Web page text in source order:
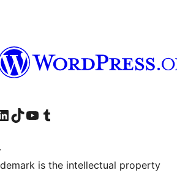
de Facebook
cuenta de Instagram
nuestra cuenta de LinkedIn
Visita nuestra cuenta de TikTok
Visita nuestro canal de YouTube
Visita nuestra cuenta de Tumblr
is the intellectual property